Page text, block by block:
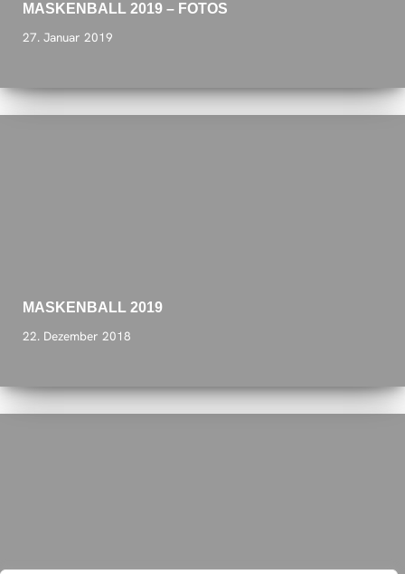
MASKENBALL 2019 – FOTOS
27. Januar 2019
MASKENBALL 2019
22. Dezember 2018